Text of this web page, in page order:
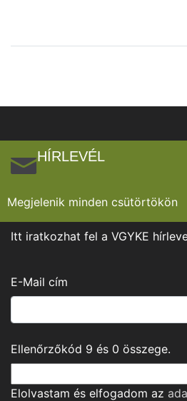
HÍRLEVÉL
Megjelenik minden csütörtökön
Itt iratkozhat fel a VGYKE
E-Mail cím
Ellenőrzőkód 9 és 0 összege.
Elolvastam és elfogadom az